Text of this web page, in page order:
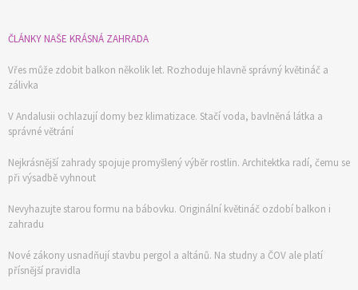
ČLÁNKY NAŠE KRÁSNÁ ZAHRADA
Vřes může zdobit balkon několik let. Rozhoduje hlavně správný květináč a
zálivka
V Andalusii ochlazují domy bez klimatizace. Stačí voda, bavlněná látka a
správné větrání
Nejkrásnější zahrady spojuje promyšlený výběr rostlin. Architektka radí, čemu se
při výsadbě vyhnout
Nevyhazujte starou formu na bábovku. Originální květináč ozdobí balkon i
zahradu
Nové zákony usnadňují stavbu pergol a altánů. Na studny a ČOV ale platí
přísnější pravidla